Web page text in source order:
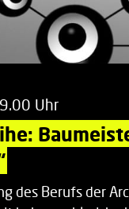
Uhr
des Berufs der